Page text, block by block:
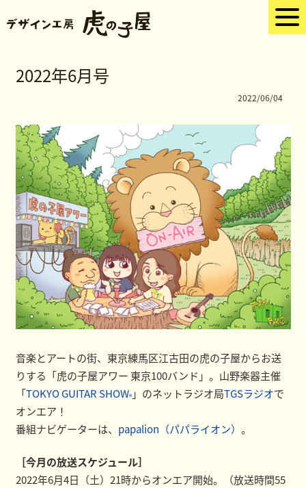
2022年6月号
2022/06/04
音楽とアートの街、東京練馬区江古田の虎の子屋からお送
りする「虎の子屋アワー 東京100バンド」。山野楽器主催
「TOKYO GUITAR SHOW®」のネットラジオ局TGSラジオで
オンエア！
番組ナビゲーターは、 papalion（パパライオン） 。
［今月の放送スケジュール］
2022年6月4日（土）21時からオンエア開始。（放送時間55